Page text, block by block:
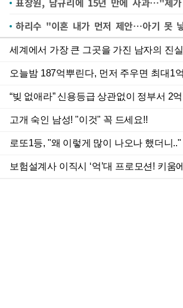
하리수 "이혼 내가 먼저 제안…아기 못